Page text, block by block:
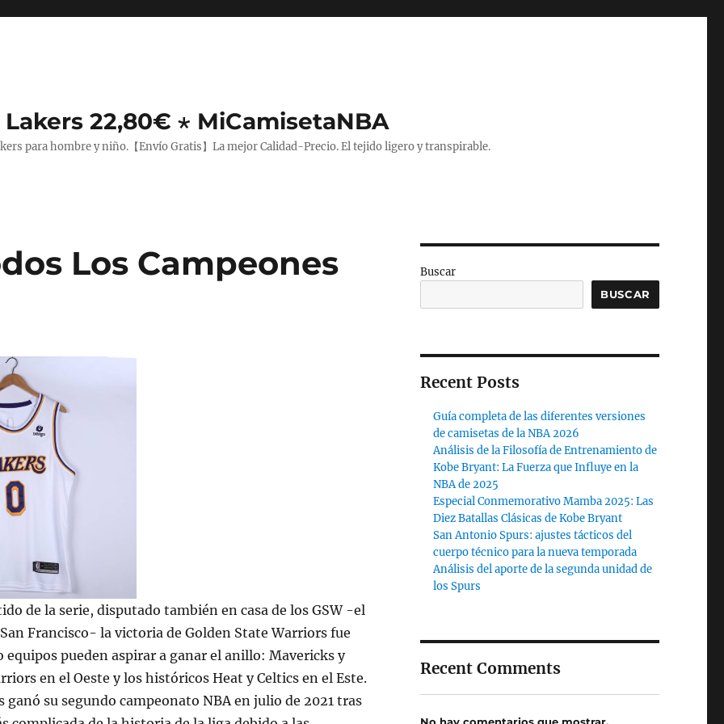
Lakers 22,80€ ⋆ MiCamisetaNBA
para hombre y niño.【Envío Gratis】La mejor Calidad-Precio. El tejido ligero y transpirable.
Los Campeones
de la serie, disputado también en casa de los GSW -el
Francisco- la victoria de Golden State Warriors fue
equipos pueden aspirar a ganar el anillo: Mavericks y
en el Oeste y los históricos Heat y Celtics en el Este.
ganó su segundo campeonato NBA en julio de 2021 tras
Buscar
BUSCAR
Recent Posts
Guía completa de las diferentes versiones
de camisetas de la NBA 2026
Análisis de la Filosofía de Entrenamiento de
Kobe Bryant: La Fuerza que Influye en la
NBA de 2025
Especial Conmemorativo Mamba 2025: Las
Diez Batallas Clásicas de Kobe Bryant
San Antonio Spurs: ajustes tácticos del
cuerpo técnico para la nueva temporada
Análisis del aporte de la segunda unidad de
los Spurs
Recent Comments
No hay comentarios que mostrar.